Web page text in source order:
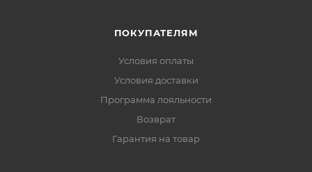
ПОКУПАТЕЛЯМ
Условия оплаты
Условия доставки
Программа лояльности
Возврат
Гарантия на товар